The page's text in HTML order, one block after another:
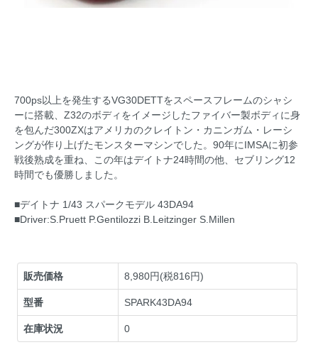
700ps以上を発生するVG30DETTをスペースフレームのシャシ
ーに搭載、Z32のボディをイメージしたファイバー製ボディに身
を包んだ300ZXはアメリカのクレイトン・カニンガム・レーシ
ングが作り上げたモンスターマシンでした。90年にIMSAに初参
戦後熟成を重ね、この年はデイトナ24時間の他、セブリング12
時間でも優勝しました。
■デイトナ 1/43 スパークモデル 43DA94
■Driver:S.Pruett P.Gentilozzi B.Leitzinger S.Millen
販売価格 8,980円(税816円)
型番 SPARK43DA94
在庫状況 0